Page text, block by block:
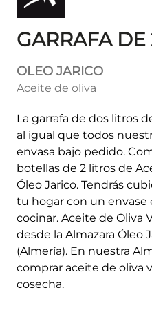
GARRAFA DE
OLEO JARICO
Aceite de oliva
La garrafa de dos litros
al igual que todos
envasa bajo pedido.
botellas de 2 litros de
Óleo Jarico. Tendrás
tu hogar con un envase
cocinar. Aceite de Oliva
desde la Almazara Óleo
(Almería). En nuestra
comprar aceite de oliva
cosecha.